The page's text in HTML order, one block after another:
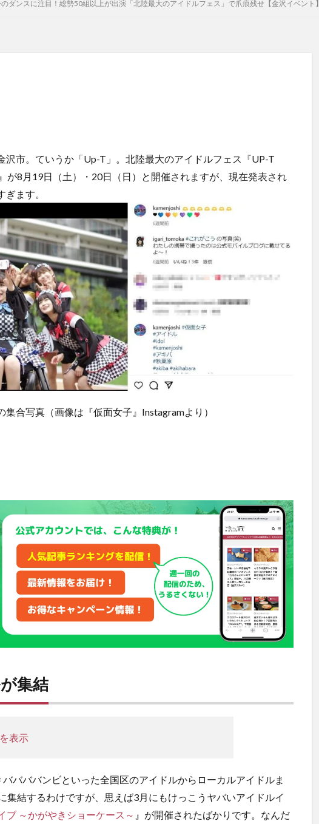
ダンスに注目！総勢50組以上が出演「北陸最大のアイドルフェス」で爪痕残せ【金沢イベント】
沢市。ていうか「Up-T」。北陸最大のアイドルフェス『UP-T
が8月19日（土）・20日（日）と開催されますが、現在発表され
ます。
合写真（画像は『仮面女子』Instagramより）
集結
表示
バババンビといった全国区のアイドルからローカルアイドルま
集結するわけですが、思えば3月にもけっこうヤバいアイドルイ
ブ ～かがやきショーケース～ 』が開催されたばかりです。なんだ